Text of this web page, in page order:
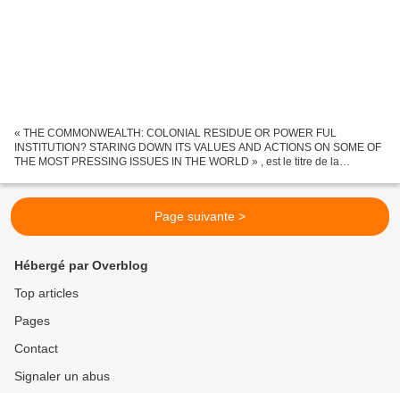
« THE COMMONWEALTH: COLONIAL RESIDUE OR POWER FUL
INSTITUTION? STARING DOWN ITS VALUES AND ACTIONS ON SOME OF
THE MOST PRESSING ISSUES IN THE WORLD » , est le titre de la
l’Université...
Page suivante >
Hébergé par Overblog
Top articles
Pages
Contact
Signaler un abus